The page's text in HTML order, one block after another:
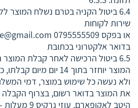
6.4 ביטול הקניה בטרם נשלח
שירות לקוחות
או בפקס 0795555509
בדואר אלקטרוני בכתובת
6.5 ביטול הרכישה לאחר קבלת
המוצר יוחזר בתוך 14
ולא נעשה כל שימוש במוצר, דמי
את המוצר בדואר רשום, בצרוף הקבלה
היטב לאקופארם, עוזי נרקיס 9 מעלות – תרשיחא.